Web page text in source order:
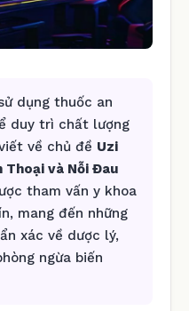
dụng thuốc an
duy trì chất lượng
về chủ đề Uzi
và Nỗi Đau
tham vấn y khoa
mang đến những
xác về dược lý,
ngừa biến